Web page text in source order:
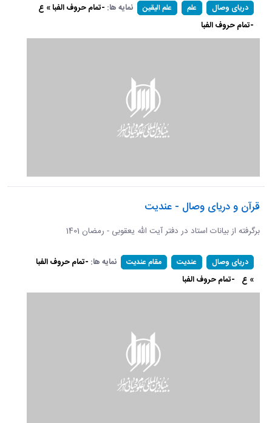
دریای وصال علم علم الیقین نمایه ها: -تمام حروف الفبا » ع
-تمام حروف الفبا
قرآن و دریای وصال - عندیت
برگرفته از بیانات استاد در دفتر آیت الله یعقوبی - رمضان 1401
دریای وصال عندیت مقام عندیت نمایه ها: -تمام حروف الفبا
» ع -تمام حروف الفبا